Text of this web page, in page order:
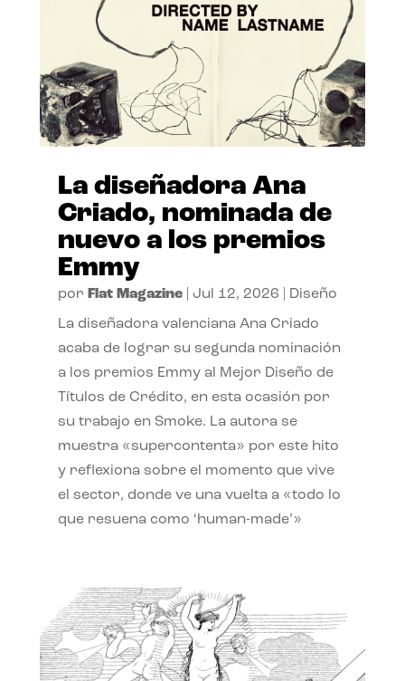
La diseñadora Ana
Criado, nominada de
nuevo a los premios
Emmy
por Flat Magazine| Jul 12, 2026 Diseño
La diseñadora valenciana Ana Criado
acaba de lograr su segunda nominación
a los premios Emmy al Mejor Diseño de
Títulos de Crédito, en esta ocasión por
su trabajo en Smoke. La autora se
muestra «supercontenta» por este hito
y reflexiona sobre el momento que vive
el sector, donde ve una vuelta a «todo lo
que resuena como ‘human-made’»